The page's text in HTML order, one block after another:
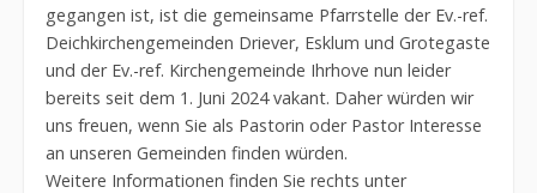
gegangen ist, ist die gemeinsame Pfarrstelle der Ev.-ref.
Deichkirchengemeinden Driever, Esklum und Grotegaste
und der Ev.-ref. Kirchengemeinde Ihrhove nun leider
bereits seit dem 1. Juni 2024 vakant. Daher würden wir
uns freuen, wenn Sie als Pastorin oder Pastor Interesse
an unseren Gemeinden finden würden.
Weitere Informationen finden Sie rechts unter